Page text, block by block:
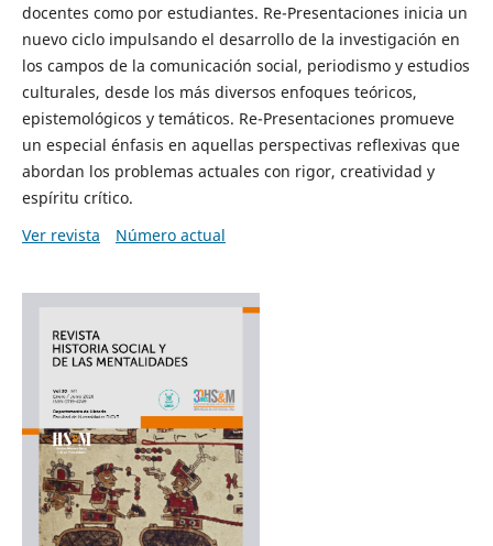
docentes como por estudiantes. Re-Presentaciones inicia un
nuevo ciclo impulsando el desarrollo de la investigación en
los campos de la comunicación social, periodismo y estudios
culturales, desde los más diversos enfoques teóricos,
epistemológicos y temáticos. Re-Presentaciones promueve
un especial énfasis en aquellas perspectivas reflexivas que
abordan los problemas actuales con rigor, creatividad y
espíritu crítico.
Ver revista
Número actual